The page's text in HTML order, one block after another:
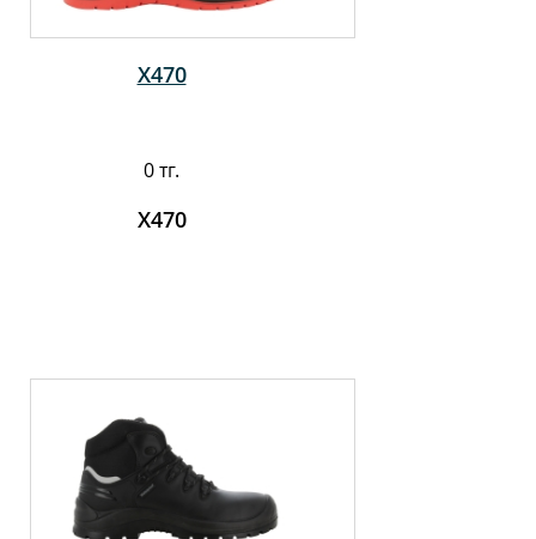
X470
0 тг.
X470